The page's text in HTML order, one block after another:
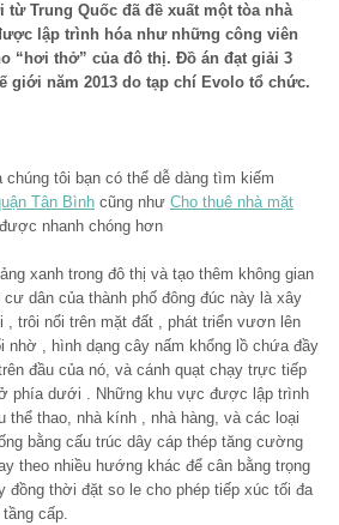
Trung Quốc đã đề xuất một tòa nhà
lập trình hóa như những công viên
“hơi thở” của đô thị. Đồ án đạt giải 3
giới năm 2013 do tạp chí Evolo tổ chức.
chúng tôi bạn có thể dễ dàng tìm kiếm
Tân Bình cũng như Cho thuê nhà mặt
được nhanh chóng hơn
xanh trong đô thị và tạo thêm không gian
dân của thành phố đông đúc này là xây
, trôi nổi trên mặt đất , phát triển vươn lên
nhờ , hình dạng cây nấm khổng lồ chứa đầy
đầu của nó, và cánh quạt chạy trực tiếp
phía dưới . Những khu vực được lập trình
thể thao, nhà kính , nhà hàng, và các loại
bằng cấu trúc dây cáp thép tăng cường
theo nhiều hướng khác để cân bằng trọng
đồng thời đặt so le cho phép tiếp xúc tối đa
cấp.